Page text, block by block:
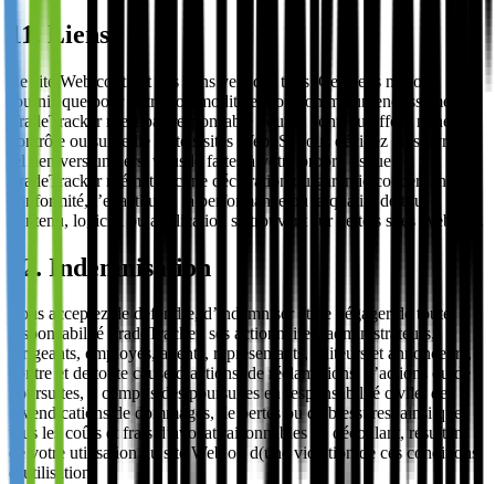
11. Liens
Le site Web contient des liens vers des tiers. Ces liens ne sont
fournis que pour votre commodité et non comme un endossement.
TradeTracker n’est pas responsable pour le contenu offert, ni ne
contrôle ou surveille de tels sites Web. Si vous décidez de suivre un
tel lien vers un tiers, vous le faites à votre propre risque.
TradeTracker n’émet aucune déclaration ou garantie concernant la
conformité, l’exactitude, la performance ou la qualité de tout
contenu, logiciel ou application se trouvant sur de tels sites Web liés.
12. Indemnisation
Vous acceptez de défendre, d’indemniser et de dégager de toute
responsabilité TradeTracker, ses actionnaires, administrateurs,
dirigeants, employés, agents, représentants, éditeurs et annonceurs,
contre et de toute cause d’actions, de réclamations, d’actions ou de
poursuites, y compris des poursuites en responsabilité civile, des
revendications de dommages, de pertes ou de blessures, ainsi que
tous les coûts et frais d’avocat raisonnables en découlant, résultant
de votre utilisation du site Web ou d(une violation de ces conditions
d’utilisation.